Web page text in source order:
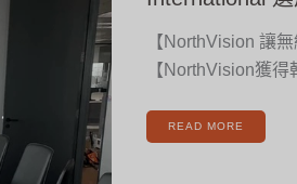
【NorthVision 讓
【NorthVision獲得
韓
INTERNATIONAL
選
用
READ MORE